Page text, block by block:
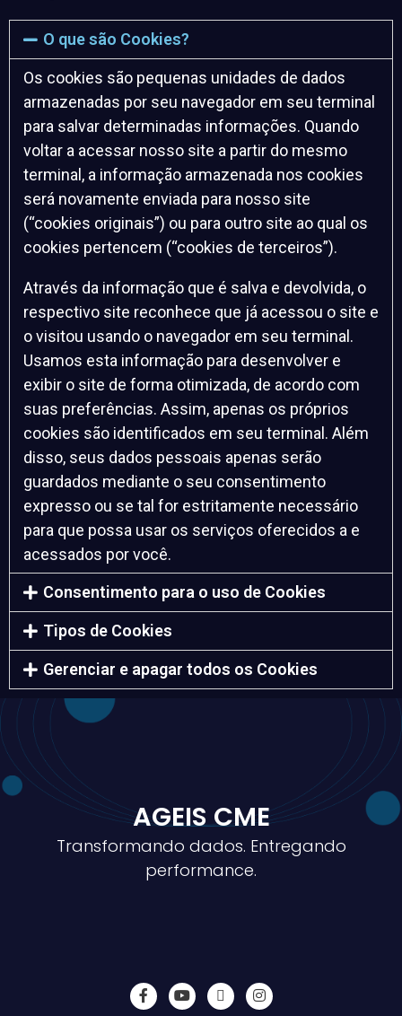
O que são Cookies?
Os cookies são pequenas unidades de dados
armazenadas por seu navegador em seu terminal
para salvar determinadas informações. Quando
voltar a acessar nosso site a partir do mesmo
terminal, a informação armazenada nos cookies
será novamente enviada para nosso site
(“cookies originais”) ou para outro site ao qual os
cookies pertencem (“cookies de terceiros”).
Através da informação que é salva e devolvida, o
respectivo site reconhece que já acessou o site e
o visitou usando o navegador em seu terminal.
Usamos esta informação para desenvolver e
exibir o site de forma otimizada, de acordo com
suas preferências. Assim, apenas os próprios
cookies são identificados em seu terminal. Além
disso, seus dados pessoais apenas serão
guardados mediante o seu consentimento
expresso ou se tal for estritamente necessário
para que possa usar os serviços oferecidos a e
acessados por você.
Consentimento para o uso de Cookies
Tipos de Cookies
Gerenciar e apagar todos os Cookies
AGEIS CME
Transformando dados. Entregando
performance.